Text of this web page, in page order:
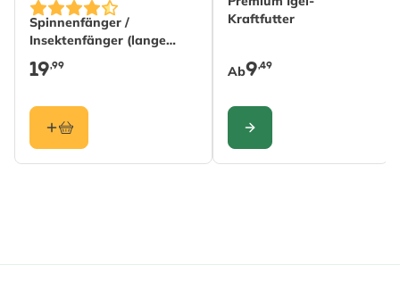
Aufhängehaken
L-Haken
Nägel
Unterlegscheiben
Farbe Braun
Material Holz (FSC® 100%)
Spinnenfänger /
Insektenfänger (lange
Version)
19,99
Kraftfutter
Ab9,49
KONFIGURIEREN